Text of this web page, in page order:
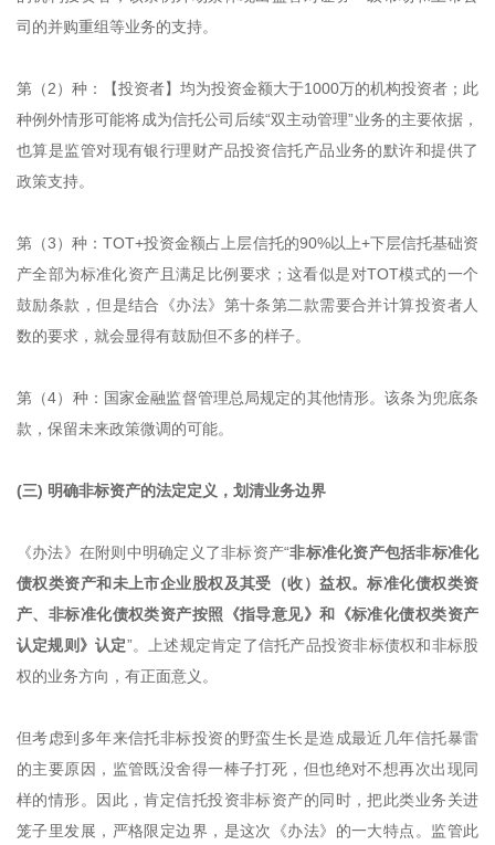
司的并购重组等业务的支持。
第（2）种：【投资者】均为投资金额大于1000万的机构投资者；此
种例外情形可能将成为信托公司后续“双主动管理”业务的主要依据，
也算是监管对现有银行理财产品投资信托产品业务的默许和提供了
政策支持。
第（3）种：TOT+投资金额占上层信托的90%以上+下层信托基础资
产全部为标准化资产且满足比例要求；这看似是对TOT模式的一个
鼓励条款，但是结合《办法》第十条第二款需要合并计算投资者人
数的要求，就会显得有鼓励但不多的样子。
第（4）种：国家金融监督管理总局规定的其他情形。该条为兜底条
款，保留未来政策微调的可能。
(三) 明确非标资产的法定定义，划清业务边界
《办法》在附则中明确定义了非标资产“非标准化资产包括非标准化
债权类资产和未上市企业股权及其受（收）益权。标准化债权类资
产、非标准化债权类资产按照《指导意见》和《标准化债权类资产
认定规则》认定”。上述规定肯定了信托产品投资非标债权和非标股
权的业务方向，有正面意义。
但考虑到多年来信托非标投资的野蛮生长是造成最近几年信托暴雷
的主要原因，监管既没舍得一棒子打死，但也绝对不想再次出现同
样的情形。因此，肯定信托投资非标资产的同时，把此类业务关进
笼子里发展，严格限定边界，是这次《办法》的一大特点。监管此